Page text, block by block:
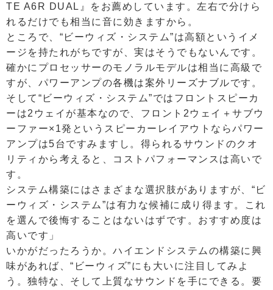
TE A6R DUAL』をお薦めしています。左右で分けら
れるだけでも相当に音に効きますから。
ところで、“ビーウィズ・システム”は高額というイメ
ージを持たれがちですが、実はそうでもないんです。
確かにプロセッサーのモノラルモデルは相当に高級で
すが、パワーアンプの各機は案外リーズナブルです。
そして“ビーウィズ・システム”ではフロントスピーカ
ーは2ウェイが基本なので、フロント2ウェイ＋サブウ
ーファー×1発というスピーカーレイアウトならパワー
アンプは5台ですみますし。得られるサウンドのクオ
リティから考えると、コストパフォーマンスは高いで
す。
システム構築にはさまざまな選択肢がありますが、“ビ
ーウィズ・システム”は有力な候補に成り得ます。これ
を選んで後悔することはないはずです。おすすめ度は
高いです」
いかがだったろうか。ハイエンドシステムの構築に興
味があれば、“ビーウィズ”にも大いに注目してみよ
う。独特な、そして上質なサウンドを手にできる。要